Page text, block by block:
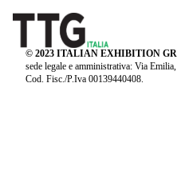
© 2023 ITALIAN EXHIBITION
sede legale e amministrativa: Via
Cod. Fisc./P.Iva 00139440408.